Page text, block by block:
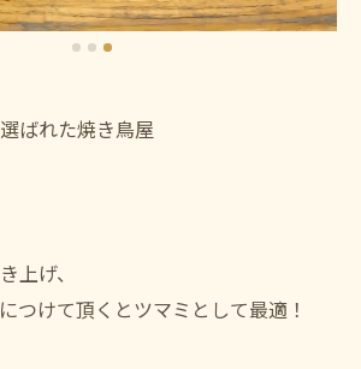
ばれた焼き鳥屋
上げ、
つけて頂くとツマミとして最適！